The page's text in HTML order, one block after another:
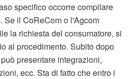
specifico occorre compilare
. Se il CoReCom o l'Agcom
la richiesta del consumatore, si
al procedimento. Subito dopo
presentare integrazioni,
ecc. Sta di fatto che entro i